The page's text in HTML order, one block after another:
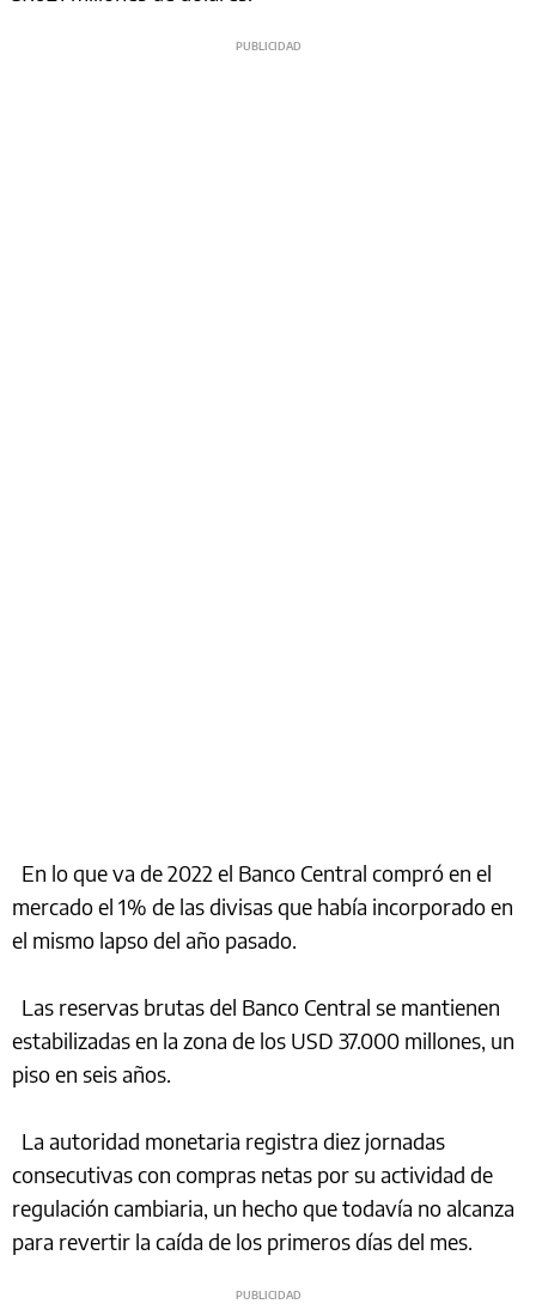
En lo que va de 2022 el Banco Central compró en el
mercado el 1% de las divisas que había incorporado en
el mismo lapso del año pasado.
Las reservas brutas del Banco Central se mantienen
estabilizadas en la zona de los USD 37.000 millones, un
piso en seis años.
La autoridad monetaria registra diez jornadas
consecutivas con compras netas por su actividad de
regulación cambiaria, un hecho que todavía no alcanza
para revertir la caída de los primeros días del mes.